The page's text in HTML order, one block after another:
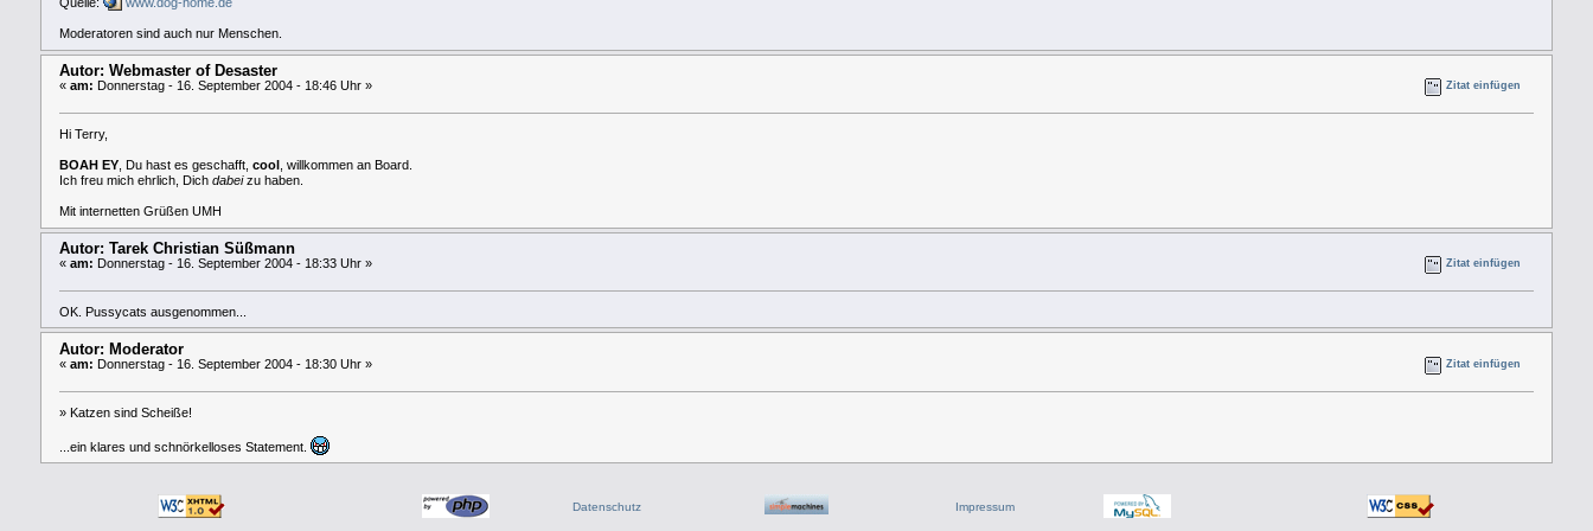
Quelle: www.dog-home.de
Moderatoren sind auch nur Menschen.
Autor: Webmaster of Desaster
«am: Donnerstag - 16. September 2004 - 18:46 Uhr » Zitat einfügen
Hi Terry,
BOAH EY , Du hast es geschafft,cool
, willkommen an Board.
Ich freu mich ehrlich, Dichdabeizu haben.
Mit internetten Grüßen UMH
Autor: Tarek Christian Süßmann
«am: Donnerstag - 16. September 2004 - 18:33 Uhr » Zitat einfügen
OK. Pussycats ausgenommen...
Autor: Moderator
«am: Donnerstag - 16. September 2004 - 18:30 Uhr » Zitat einfügen
» Katzen sind Scheiße!
...ein klares und schnörkelloses Statement.
Datenschutz Impressum